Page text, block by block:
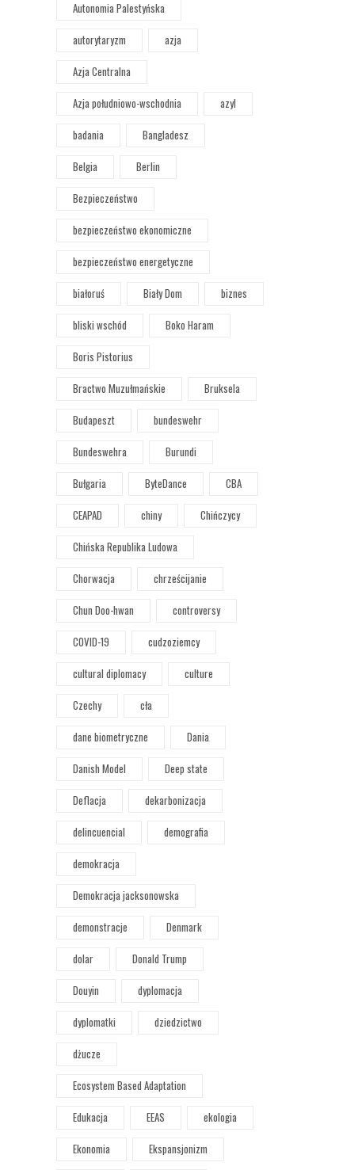
Autonomia Palestyńska
autorytaryzm
azja
Azja Centralna
Azja południowo-wschodnia
azyl
badania
Bangladesz
Belgia
Berlin
Bezpieczeństwo
bezpieczeństwo ekonomiczne
bezpieczeństwo energetyczne
białoruś
Biały Dom
biznes
bliski wschód
Boko Haram
Boris Pistorius
Bractwo Muzułmańskie
Bruksela
Budapeszt
bundeswehr
Bundeswehra
Burundi
Bułgaria
ByteDance
CBA
CEAPAD
chiny
Chińczycy
Chińska Republika Ludowa
Chorwacja
chrześcijanie
Chun Doo-hwan
controversy
COVID-19
cudzoziemcy
cultural diplomacy
culture
Czechy
cła
dane biometryczne
Dania
Danish Model
Deep state
Deflacja
dekarbonizacja
delincuencial
demografia
demokracja
Demokracja jacksonowska
demonstracje
Denmark
dolar
Donald Trump
Douyin
dyplomacja
dyplomatki
dziedzictwo
dżucze
Ecosystem Based Adaptation
Edukacja
EEAS
ekologia
Ekonomia
Ekspansjonizm